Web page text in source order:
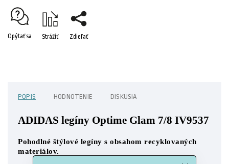
Opýtať sa Strážiť Zdieľať
POPIS HODNOTENIE DISKUSIA
ADIDAS legíny Optime Glam 7/8 IV9537
Pohodlné štýlové legíny s obsahom recyklovaných
materiálov.